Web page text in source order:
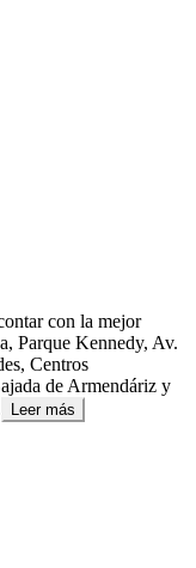
con la mejor
Parque Kennedy, Av.
Centros
de Armendáriz y
Leer más